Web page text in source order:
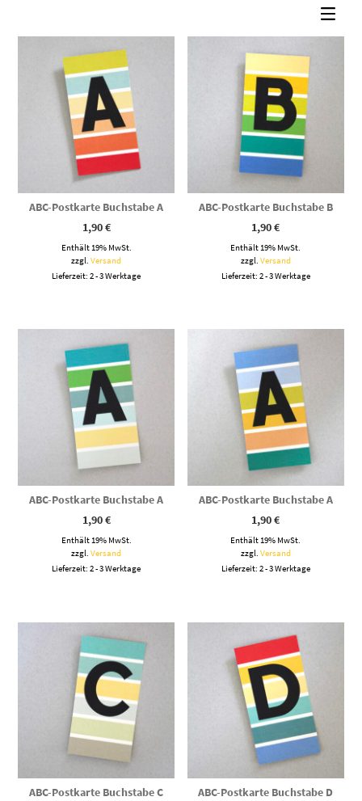
ABC-Postkarte Buchstabe A
1,90€
Enthält 19% MwSt.
zzgl.Versand
Lieferzeit: 2 - 3 Werktage
ABC-Postkarte Buchstabe B
1,90€
Enthält 19% MwSt.
zzgl. Versand
Lieferzeit: 2 - 3 Werktage
ABC-Postkarte Buchstabe A
1,90€
Enthält 19% MwSt.
zzgl.Versand
Lieferzeit: 2 - 3 Werktage
ABC-Postkarte Buchstabe A
1,90€
Enthält 19% MwSt.
zzgl. Versand
Lieferzeit: 2 - 3 Werktage
ABC-Postkarte Buchstabe C
ABC-Postkarte Buchstabe D